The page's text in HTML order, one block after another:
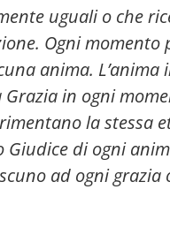
uguali o che
Ogni momento
anima. L’anima
in ogni
la stessa
Giudice di ogni
ad ogni grazia